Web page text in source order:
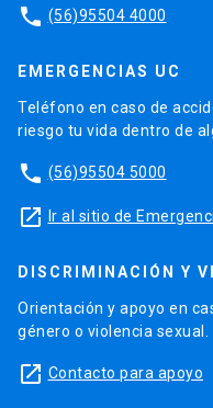
phone (56)95504 4000
EMERGENCIAS UC
Teléfono en caso de
riesgo tu vida dentro de
phone (56)95504 5000
launch Ir al sitio de
DISCRIMINACIÓN Y
Orientación y apoyo en
género o violencia sexual.
launch Contacto para apoyo